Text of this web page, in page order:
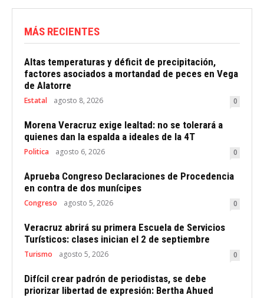
MÁS RECIENTES
Altas temperaturas y déficit de precipitación,
factores asociados a mortandad de peces en Vega
de Alatorre
Estatal agosto 8, 2026 0
Morena Veracruz exige lealtad: no se tolerará a
quienes dan la espalda a ideales de la 4T
Politica agosto 6, 2026 0
Aprueba Congreso Declaraciones de Procedencia
en contra de dos munícipes
Congreso agosto 5, 2026 0
Veracruz abrirá su primera Escuela de Servicios
Turísticos: clases inician el 2 de septiembre
Turismo agosto 5, 2026 0
Difícil crear padrón de periodistas, se debe
priorizar libertad de expresión: Bertha Ahued